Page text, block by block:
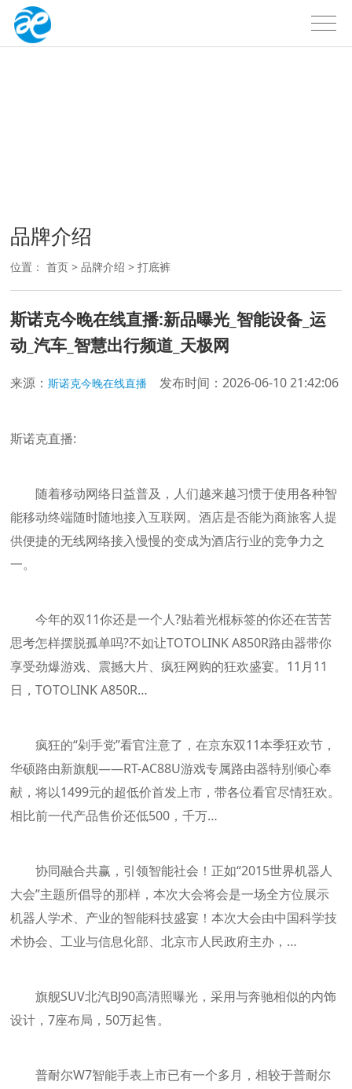
品牌介绍
位置：首页 >品牌介绍 >打底裤
斯诺克今晚在线直播:新品曝光_智能设备_运
动_汽车_智慧出行频道_天极网
来源：斯诺克今晚在线直播 发布时间：2026-06-10 21:42:06
斯诺克直播:
随着移动网络日益普及，人们越来越习惯于使用各种智
能移动终端随时随地接入互联网。酒店是否能为商旅客人提
供便捷的无线网络接入慢慢的变成为酒店行业的竞争力之
一。
今年的双11你还是一个人?贴着光棍标签的你还在苦苦
思考怎样摆脱孤单吗?不如让TOTOLINK A850R路由器带你
享受劲爆游戏、震撼大片、疯狂网购的狂欢盛宴。11月11
日，TOTOLINK A850R…
疯狂的“剁手党”看官注意了，在京东双11本季狂欢节，
华硕路由新旗舰——RT-AC88U游戏专属路由器特别倾心奉
献，将以1499元的超低价首发上市，带各位看官尽情狂欢。
相比前一代产品售价还低500，千万…
协同融合共赢，引领智能社会！正如“2015世界机器人
大会”主题所倡导的那样，本次大会将会是一场全方位展示
机器人学术、产业的智能科技盛宴！本次大会由中国科学技
术协会、工业与信息化部、北京市人民政府主办，…
旗舰SUV北汽BJ90高清照曝光，采用与奔驰相似的内饰
设计，7座布局，50万起售。
普耐尔W7智能手表上市已有一个多月，相较于普耐尔